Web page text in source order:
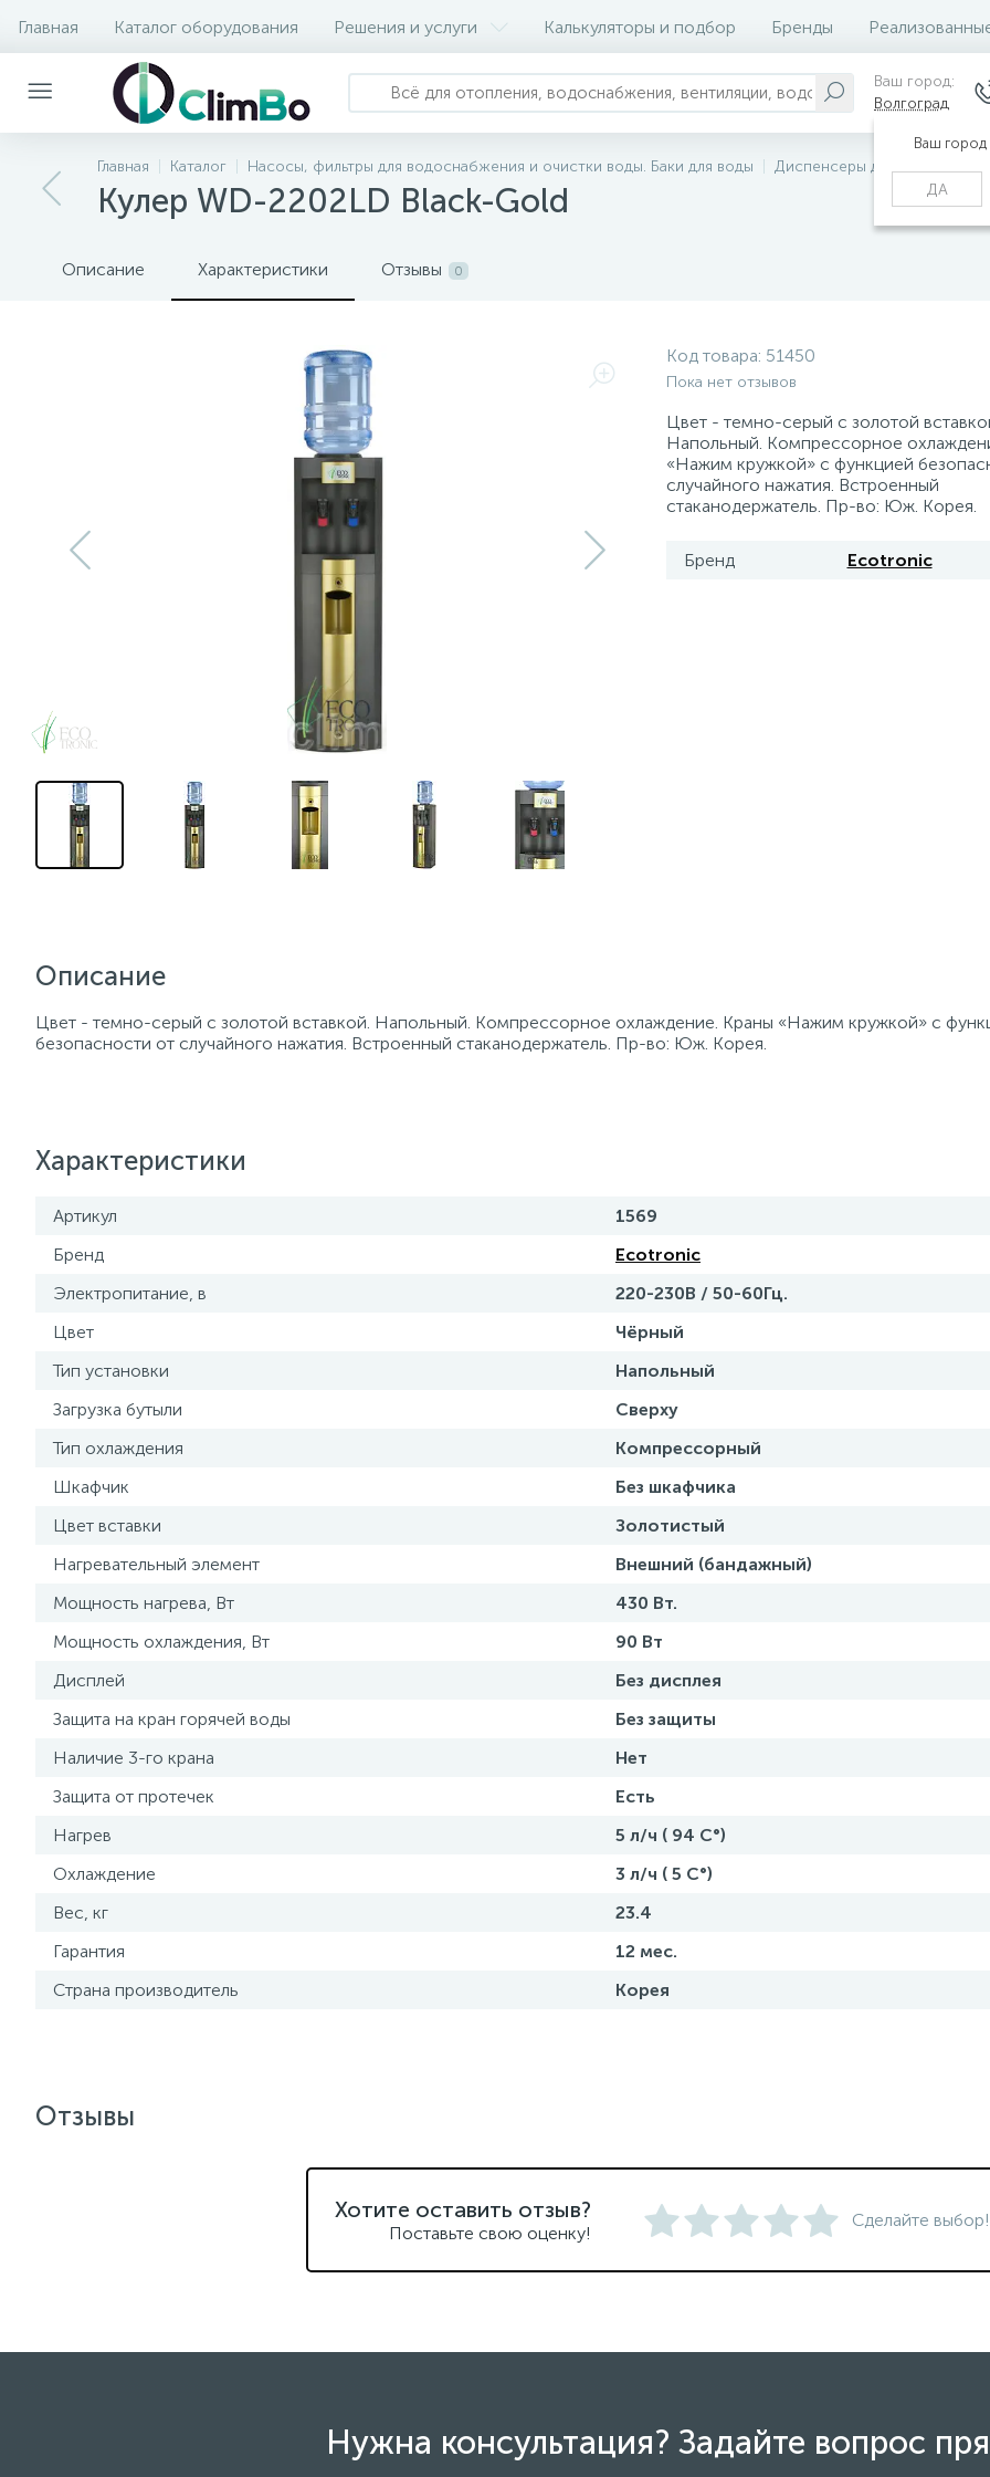
Главная Каталог оборудования Решения и услуги Калькуляторы и подбор Бренды
Ваш город:
Волгоград
Ваш город
ДА
Главная Каталог Насосы, фильтры для водоснабжения и очистки воды. Баки для воды Диспенсеры для воды
Кулер WD-2202LD Black-Gold
Описание Характеристики Отзывы 0
Код товара: 51450
Пока нет отзывов
Цвет - темно-серый с золотой
Напольный. Компрессорное
«Нажим кружкой» с функцией
случайного нажатия. Встроенный
стаканодержатель. Пр-во: Юж. Корея.
Бренд Ecotronic
Описание
Цвет - темно-серый с золотой вставкой. Напольный. Компрессорное охлаждение. Краны «Нажим кружкой» с
безопасности от случайного нажатия. Встроенный стаканодержатель. Пр-во: Юж. Корея.
Характеристики
Артикул
1569
Бренд
Ecotronic
Электропитание, в
220-230В / 50-60Гц.
Цвет
Чёрный
Тип установки
Напольный
Загрузка бутыли
Сверху
Тип охлаждения
Компрессорный
Шкафчик
Без шкафчика
Цвет вставки
Золотистый
Нагревательный элемент
Внешний (бандажный)
Мощность нагрева, Вт
430 Вт.
Мощность охлаждения, Вт
90 Вт
Дисплей
Без дисплея
Защита на кран горячей воды
Без защиты
Наличие 3-го крана
Нет
Защита от протечек
Есть
Нагрев
5 л/ч ( 94 C°)
Охлаждение
3 л/ч ( 5 C°)
Вес, кг
23.4
Гарантия
12 мес.
Страна производитель
Корея
Отзывы
Хотите оставить отзыв?
Поставьте свою оценку!
Сделайте выбор!
Нужна консультация? Задайте вопрос